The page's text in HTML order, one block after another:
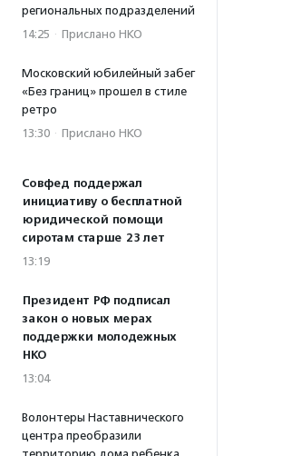
региональных подразделений
14:25 · Прислано НКО
Московский юбилейный забег
«Без границ» прошел в стиле
ретро
13:30 · Прислано НКО
Совфед поддержал
инициативу о бесплатной
юридической помощи
сиротам старше 23 лет
13:19
Президент РФ подписал
закон о новых мерах
поддержки молодежных
НКО
13:04
Волонтеры Наставнического
центра преобразили